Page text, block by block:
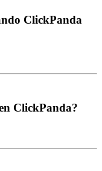
ClickPanda
ClickPanda?